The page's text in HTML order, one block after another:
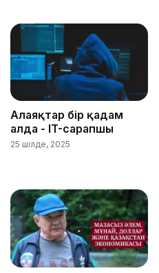
Алаяқтар бір қадам
алда - IT-сарапшы
25 шілде, 2025